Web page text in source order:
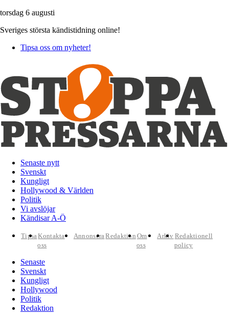
torsdag 6 augusti
Sveriges största kändistidning online!
Tipsa oss om nyheter!
Senaste nytt
Svenskt
Kungligt
Hollywood & Världen
Politik
Vi avslöjar
Kändisar A-Ö
TipsaKontakta
oss
AnnonseraRedaktion Om
oss
Arkiv Redaktionell
policy
Senaste
Svenskt
Kungligt
Hollywood
Politik
Redaktion